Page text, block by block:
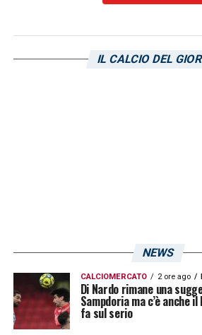
IL CALCIO DEL
NEWS
CALCIOMERCATO 2 ore ago
Di Nardo rimane una
Sampdoria ma c’è anche
fa sul serio